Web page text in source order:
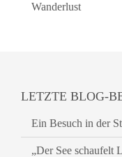
Wanderlust
LETZTE BLOG-
Ein Besuch in der
„Der See schaufelt